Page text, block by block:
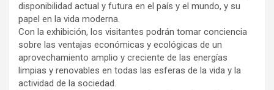
disponibilidad actual y futura en el país y el mundo, y su
papel en la vida moderna.
Con la exhibición, los visitantes podrán tomar conciencia
sobre las ventajas económicas y ecológicas de un
aprovechamiento amplio y creciente de las energías
limpias y renovables en todas las esferas de la vida y la
actividad de la sociedad.